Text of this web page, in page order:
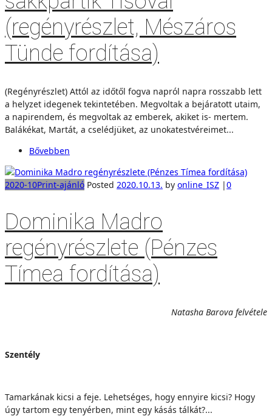
(regényrészlet, Mészáros
Tünde fordítása)
(Regényrészlet) Attól az időtől fogva napról napra rosszabb lett
a helyzet idegenek tekintetében. Megvoltak a bejáratott utaim,
a napirendem, és megvoltak az emberek, akiket is- mertem.
Balákékat, Martát, a cselédjüket, az unokatestvéreimet...
Bővebben
2020-10Print-ajánló Posted 2020.10.13. by online_ISZ |0
Dominika Madro
regényrészlete (Pénzes
Tímea fordítása)
Natasha Barova felvétele
Szentély
Tamarkának kicsi a feje. Lehetséges, hogy ennyire kicsi? Hogy
úgy tartom egy tenyérben, mint egy kásás tálkát?...